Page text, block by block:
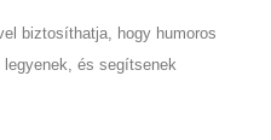
biztosíthatja, hogy humoros
legyenek, és segítsenek